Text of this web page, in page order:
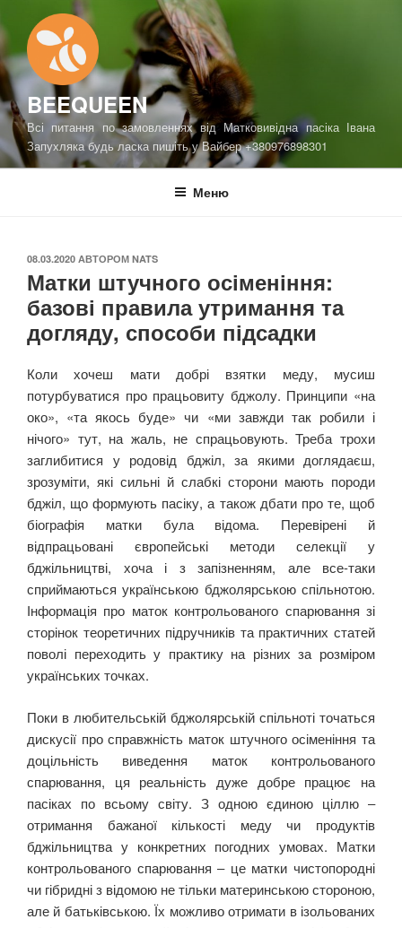
до
вмісту
BEEQUEEN
Всі питання по замовленнях від Матковивідна пасіка Івана
Запухляка будь ласка пишіть у Вайбер +380976898301
Меню
ОПУБЛІКОВАНО
08.03.2020 АВТОРОМ NATS
Матки штучного осіменіння:
базові правила утримання та
догляду, способи підсадки
Коли хочеш мати добрі взятки меду, мусиш
потурбуватися про працьовиту бджолу. Принципи «на
око», «та якось буде» чи «ми завжди так робили і
нічого» тут, на жаль, не спрацьовують. Треба трохи
заглибитися у родовід бджіл, за якими доглядаєш,
зрозуміти, які сильні й слабкі сторони мають породи
бджіл, що формують пасіку, а також дбати про те, щоб
біографія матки була відома. Перевірені й
відпрацьовані європейські методи селекції у
бджільництві, хоча і з запізненням, але все-таки
сприймаються українською бджолярською спільнотою.
Інформація про маток контрольованого спарювання зі
сторінок теоретичних підручників та практичних статей
поволі переходить у практику на різних за розміром
українських точках.
Поки в любительській бджолярській спільноті точаться
дискусії про справжність маток штучного осіменіння та
доцільність виведення маток контрольованого
спарювання, ця реальність дуже добре працює на
пасіках по всьому світу. З одною єдиною ціллю ‒
отримання бажаної кількості меду чи продуктів
бджільництва у конкретних погодних умовах. Матки
контрольованого спарювання ‒ це матки чистопородні
чи гібридні з відомою не тільки материнською стороною,
але й батьківською. Їх можливо отримати в ізольованих